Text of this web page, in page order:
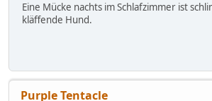
Eine Mücke nachts im Schlafzimmer ist
kläffende Hund.
Purple Tentacle